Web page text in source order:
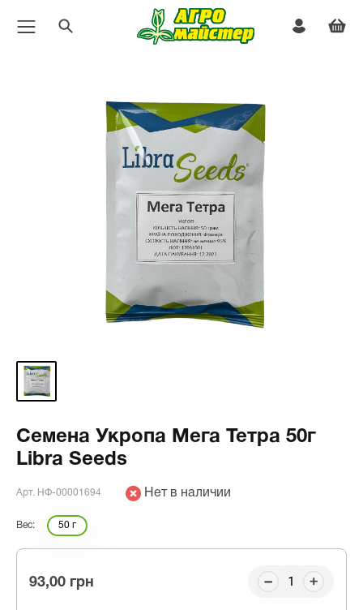
Семена Укропа Мега Тетра 50г
Libra Seeds
Арт. НФ-00001694 Нет в наличии
Вес: 50 г
93,00 грн